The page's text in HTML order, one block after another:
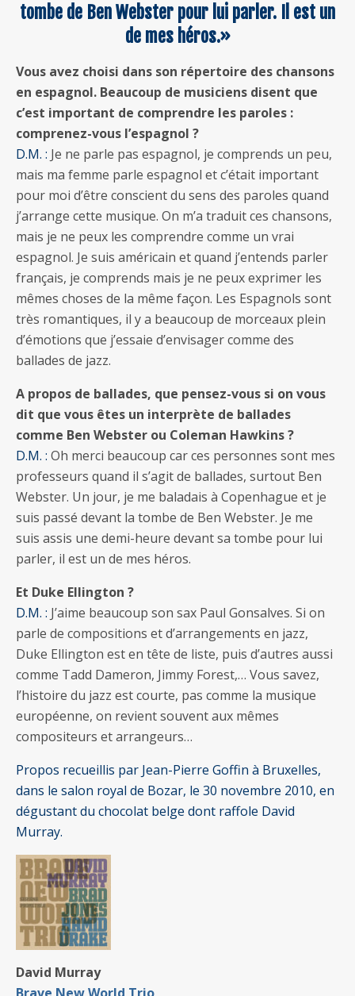
tombe de Ben Webster pour lui parler. Il est un
de mes héros.»
Vous avez choisi dans son répertoire des chansons
en espagnol. Beaucoup de musiciens disent que
c’est important de comprendre les paroles :
comprenez-vous l’espagnol ?
D.M. : Je ne parle pas espagnol, je comprends un peu,
mais ma femme parle espagnol et c’était important
pour moi d’être conscient du sens des paroles quand
j’arrange cette musique. On m’a traduit ces chansons,
mais je ne peux les comprendre comme un vrai
espagnol. Je suis américain et quand j’entends parler
français, je comprends mais je ne peux exprimer les
mêmes choses de la même façon. Les Espagnols sont
très romantiques, il y a beaucoup de morceaux plein
d’émotions que j’essaie d’envisager comme des
ballades de jazz.
A propos de ballades, que pensez-vous si on vous
dit que vous êtes un interprète de ballades
comme Ben Webster ou Coleman Hawkins ?
D.M. : Oh merci beaucoup car ces personnes sont mes
professeurs quand il s’agit de ballades, surtout Ben
Webster. Un jour, je me baladais à Copenhague et je
suis passé devant la tombe de Ben Webster. Je me
suis assis une demi-heure devant sa tombe pour lui
parler, il est un de mes héros.
Et Duke Ellington ?
D.M. : J’aime beaucoup son sax Paul Gonsalves. Si on
parle de compositions et d’arrangements en jazz,
Duke Ellington est en tête de liste, puis d’autres aussi
comme Tadd Dameron, Jimmy Forest,… Vous savez,
l’histoire du jazz est courte, pas comme la musique
européenne, on revient souvent aux mêmes
compositeurs et arrangeurs…
Propos recueillis par Jean-Pierre Goffin à Bruxelles,
dans le salon royal de Bozar, le 30 novembre 2010, en
dégustant du chocolat belge dont raffole David
Murray.
David Murray